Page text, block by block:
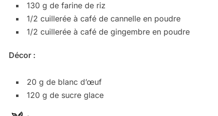
130 g de farine de riz
1/2 cuillerée à café de cannelle en poudre
1/2 cuillerée à café de gingembre en poudre
Décor :
20 g de blanc d’œuf
120 g de sucre glace